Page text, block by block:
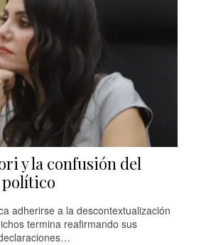
y la confusión del
adherirse a la descontextualización
termina reafirmando sus